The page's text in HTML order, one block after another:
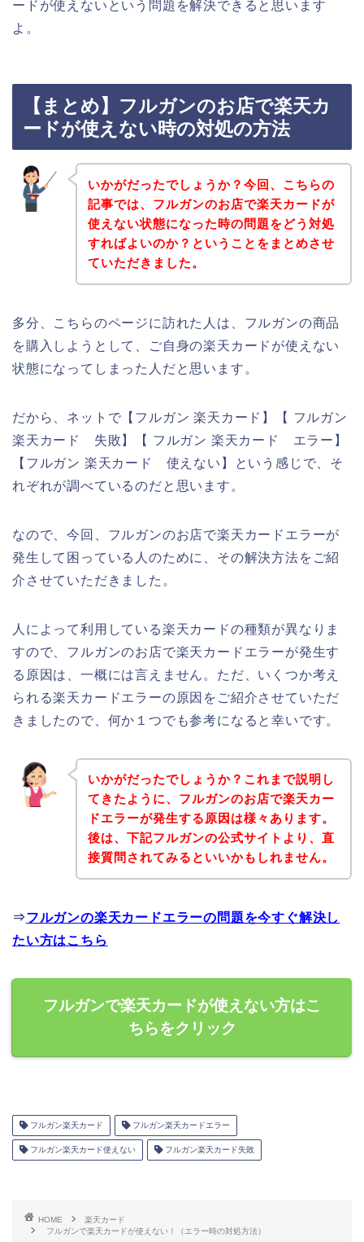
ードが使えないという問題を解決できると思います
よ。
【まとめ】フルガンのお店で楽天カ
ードが使えない時の対処の方法
いかがだったでしょうか？今回、こちらの
記事では、フルガンのお店で楽天カードが
使えない状態になった時の問題をどう対処
すればよいのか？ということをまとめさせ
ていただきました。
多分、こちらのページに訪れた人は、フルガンの商品
を購入しようとして、ご自身の楽天カードが使えない
状態になってしまった人だと思います。
だから、ネットで【フルガン 楽天カード】【 フルガン
楽天カード 失敗】【 フルガン 楽天カード エラー】
【フルガン 楽天カード 使えない】という感じで、そ
れぞれが調べているのだと思います。
なので、今回、フルガンのお店で楽天カードエラーが
発生して困っている人のために、その解決方法をご紹
介させていただきました。
人によって利用している楽天カードの種類が異なりま
すので、フルガンのお店で楽天カードエラーが発生す
る原因は、一概には言えません。ただ、いくつか考え
られる楽天カードエラーの原因をご紹介させていただ
きましたので、何か１つでも参考になると幸いです。
いかがだったでしょうか？これまで説明し
てきたように、フルガンのお店で楽天カー
ドエラーが発生する原因は様々あります。
後は、下記フルガンの公式サイトより、直
接質問されてみるといいかもしれません。
⇒フルガンの楽天カードエラーの問題を今すぐ解決し
たい方はこちら
フルガンで楽天カードが使えない方はこ
ちらをクリック
フルガン楽天カード フルガン楽天カードエラー
フルガン楽天カード使えない フルガン楽天カード失敗
HOME
楽天カード
フルガンで楽天カードが使えない！（エラー時の対処方法）